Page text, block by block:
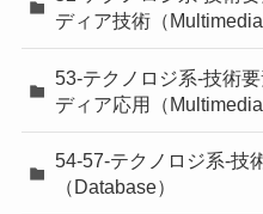
ディア技術（Multimedia
53-テクノロジ系-技術
ディア応用（
54-57-テクノロジ系-技
（Database）